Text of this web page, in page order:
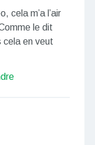
cela m’a l’air
le dit
cela en veut